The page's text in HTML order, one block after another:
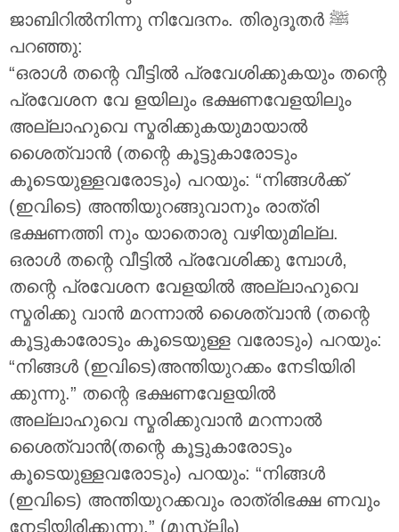
ജാബിറിൽനിന്നു നിവേദനം. തിരുദൂതർ ‎ﷺ
പറഞ്ഞു:
“ഒരാൾ തന്റെ വീട്ടിൽ പ്രവേശിക്കുകയും തന്റെ
പ്രവേശന വേ ളയിലും ഭക്ഷണവേളയിലും
അല്ലാഹുവെ സ്മരിക്കുകയുമായാൽ
ശൈത്വാൻ (തന്റെ കൂട്ടുകാരോടും
കൂടെയുള്ളവരോടും) പറയും: “നിങ്ങൾക്ക്
(ഇവിടെ) അന്തിയുറങ്ങുവാനും രാത്രി
ഭക്ഷണത്തി നും യാതൊരു വഴിയുമില്ല.
ഒരാൾ തന്റെ വീട്ടിൽ പ്രവേശിക്കു മ്പോൾ,
തന്റെ പ്രവേശന വേളയിൽ അല്ലാഹുവെ
സ്മരിക്കു വാൻ മറന്നാൽ ശൈത്വാൻ (തന്റെ
കൂട്ടുകാരോടും കൂടെയുള്ള വരോടും) പറയും:
“നിങ്ങൾ (ഇവിടെ)അന്തിയുറക്കം നേടിയിരി
ക്കുന്നു.” തന്റെ ഭക്ഷണവേളയിൽ
അല്ലാഹുവെ സ്മരിക്കുവാൻ മറന്നാൽ
ശൈത്വാൻ(തന്റെ കൂട്ടുകാരോടും
കൂടെയുള്ളവരോടും) പറയും: “നിങ്ങൾ
(ഇവിടെ) അന്തിയുറക്കവും രാത്രിഭക്ഷ ണവും
നേടിയിരിക്കുന്നു.” (മുസ്‌ലിം)